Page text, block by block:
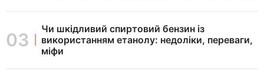
Чи шкідливий спиртовий бензин із
використанням етанолу: недоліки, переваги,
міфи